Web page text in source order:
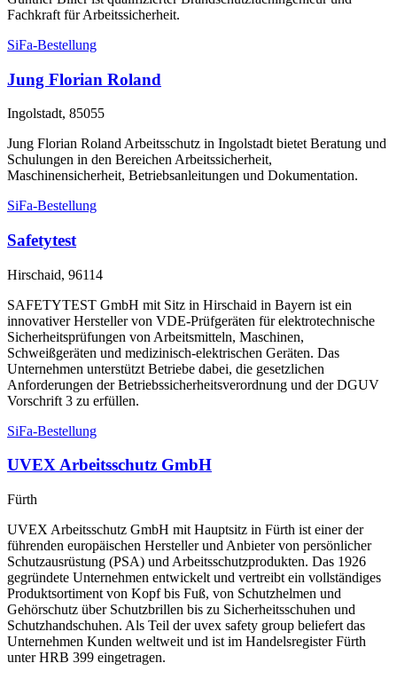
Fachkraft für Arbeitssicherheit.
SiFa-Bestellung
Jung Florian Roland
Ingolstadt, 85055
Jung Florian Roland Arbeitsschutz in Ingolstadt bietet Beratung und
Schulungen in den Bereichen Arbeitssicherheit,
Maschinensicherheit, Betriebsanleitungen und Dokumentation.
SiFa-Bestellung
Safetytest
Hirschaid, 96114
SAFETYTEST GmbH mit Sitz in Hirschaid in Bayern ist ein
innovativer Hersteller von VDE-Prüfgeräten für elektrotechnische
Sicherheitsprüfungen von Arbeitsmitteln, Maschinen,
Schweißgeräten und medizinisch-elektrischen Geräten. Das
Unternehmen unterstützt Betriebe dabei, die gesetzlichen
Anforderungen der Betriebssicherheitsverordnung und der DGUV
Vorschrift 3 zu erfüllen.
SiFa-Bestellung
UVEX Arbeitsschutz GmbH
Fürth
UVEX Arbeitsschutz GmbH mit Hauptsitz in Fürth ist einer der
führenden europäischen Hersteller und Anbieter von persönlicher
Schutzausrüstung (PSA) und Arbeitsschutzprodukten. Das 1926
gegründete Unternehmen entwickelt und vertreibt ein vollständiges
Produktsortiment von Kopf bis Fuß, von Schutzhelmen und
Gehörschutz über Schutzbrillen bis zu Sicherheitsschuhen und
Schutzhandschuhen. Als Teil der uvex safety group beliefert das
Unternehmen Kunden weltweit und ist im Handelsregister Fürth
unter HRB 399 eingetragen.